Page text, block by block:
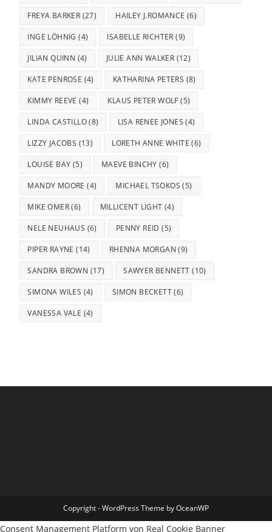
FREYA BARKER (27) HAILEY J.ROMANCE (6)
INGE LÖHNIG (4) ISABELLE RICHTER (9)
JILIAN QUINN (4) JULIE ANN WALKER (12)
KATE PENROSE (4) KATHARINA PETERS (8)
KIMMY REEVE (4) KLAUS PETER WOLF (5)
LINDA CASTILLO(8) LISA RENEE JONES (4)
LIZZY JACOBS (13) LORETH ANNE WHITE (6)
LOUISE BAY (5) MAEVE BINCHY (6)
MANDY MOORE (4) MICHAEL TSOKOS (5)
MIKE OMER(6) MILLICENT LIGHT (4)
NELE NEUHAUS (6) PENNY REID (5)
PIPER RAYNE (14) RHENNA MORGAN (9)
SANDRA BROWN (17) SAWYER BENNETT (10)
SIMONA WILES (4) SIMON BECKETT(6)
VANESSA VALE (4)
Copyright - WordPress Theme by OceanWP
Consent Management Platform von Real Cookie Banner